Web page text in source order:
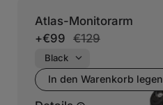
Atlas-Monitorarm
+€99 €129
In den Warenkorb legen